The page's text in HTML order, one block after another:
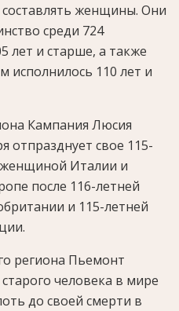
составлять женщины. Они
среди 724
лет и старше, а также
исполнилось 110 лет и
Кампания Люсия
отпразднует свое 115-
женщиной Италии и
после 116-летней
и 115-летней
региона Пьемонт
человека в мире
до своей смерти в